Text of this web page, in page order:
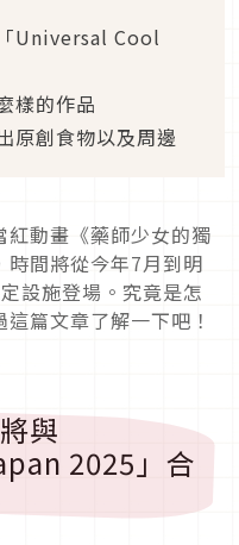
Universal Cool
樣的作品
原創食物以及周邊
紅動畫《藥師少女的獨
時間將從今年7月到明
設施登場。究竟是怎
篇文章了解一下吧！
與
2025 」合